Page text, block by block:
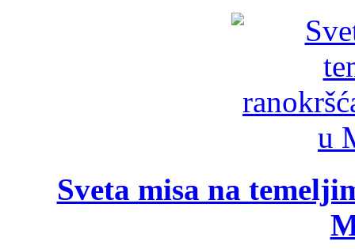
Sveta misa na